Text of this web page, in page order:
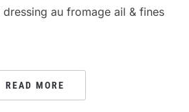
dressing au fromage ail & fines
READ MORE